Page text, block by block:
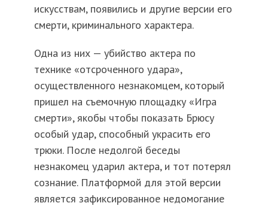
искусствам, появились и другие версии его
смерти, криминального характера.
Одна из них — убийство актера по
технике «отсроченного удара»,
осуществленного незнакомцем, который
пришел на съемочную площадку «Игра
смерти», якобы чтобы показать Брюсу
особый удар, способный украсить его
трюки. После недолгой беседы
незнакомец ударил актера, и тот потерял
сознание. Платформой для этой версии
является зафиксированное недомогание